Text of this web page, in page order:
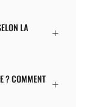
LA
? COMMENT